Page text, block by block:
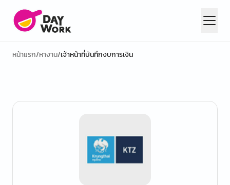
หน้าแรก/หางาน/เจ้าหน้าที่บันทึกงบการเงิน